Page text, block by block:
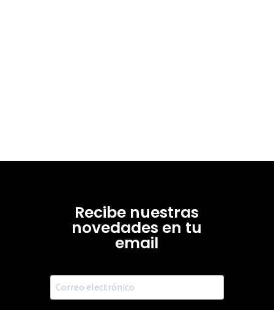
Recibe nuestras
novedades en tu
email